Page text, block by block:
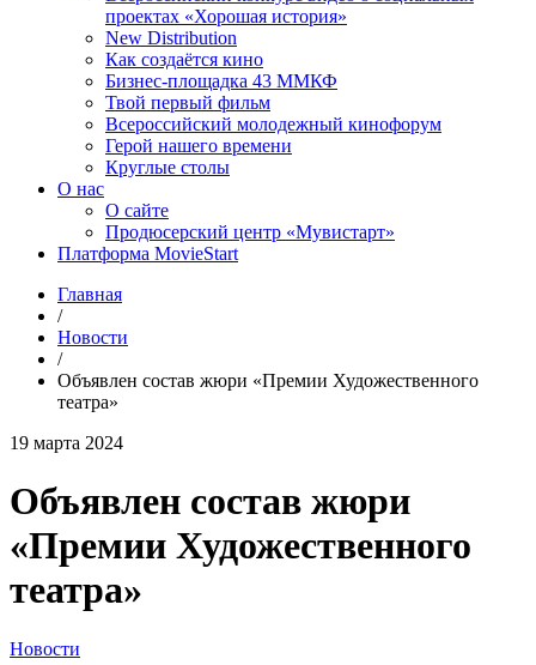
проектах «Хорошая история»
New Distribution
Как создаётся кино
Бизнес-площадка 43 ММКФ
Твой первый фильм
Всероссийский молодежный кинофорум
Герой нашего времени
Круглые столы
О нас
О сайте
Продюсерский центр «Мувистарт»
Платформа MovieStart
Главная
/
Новости
/
Объявлен состав жюри «Премии Художественного
театра»
19 марта 2024
Объявлен состав жюри
«Премии Художественного
театра»
Новости